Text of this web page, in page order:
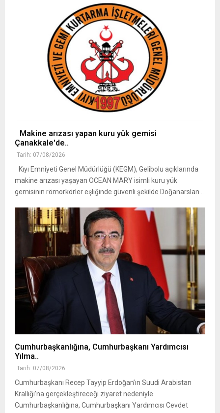
Makine arızası yapan kuru yük gemisi
Çanakkale'de..
Tarih: 07/08/2026
Kıyı Emniyeti Genel Müdürlüğü (KEGM), Gelibolu açıklarında
makine arızası yaşayan OCEAN MARY isimli kuru yük
gemisinin römorkörler eşliğinde güvenli şekilde Doğanarslan ..
Cumhurbaşkanlığına, Cumhurbaşkanı Yardımcısı
Yılma..
Tarih: 07/08/2026
Cumhurbaşkanı Recep Tayyip Erdoğan’ın Suudi Arabistan
Krallığı'na gerçekleştireceği ziyaret nedeniyle
Cumhurbaşkanlığına, Cumhurbaşkanı Yardımcısı Cevdet